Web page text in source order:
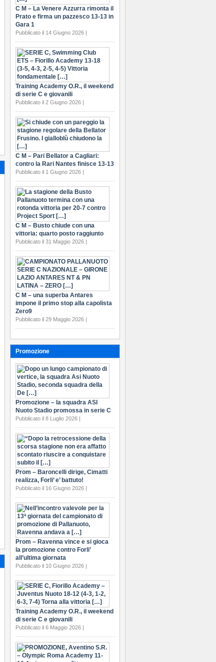
C M – La Venere Azzurra rimonta il
Prato e firma un pazzesco 13-13 in
Gara 1
Pubblicato il 14 Giugno 2026 |
Training Academy O.R., il weekend
di serie C e giovanili
Pubblicato il 2 Giugno 2026 |
C M – Pari Bellator a Cagliari:
contro la Rari Nantes finisce 13-13
Pubblicato il 1 Giugno 2026 |
C M – Busto chiude con una
vittoria: quarto posto raggiunto
Pubblicato il 31 Maggio 2026 |
C M – una superba Antares
impone il primo stop alla capolista
Zero9
Pubblicato il 29 Maggio 2026 |
Promozione
Promozione – la squadra ASI
Nuoto Stadio promossa in serie C
Pubblicato il 8 Luglio 2026 |
Prom – Baroncelli dirige, Cimatti
realizza, Forli’ e’ battuto!
Pubblicato il 16 Giugno 2026 |
Prom – Ravenna vince e si gioca
la promozione contro Forli’
all’ultima giornata
Pubblicato il 10 Giugno 2026 |
Training Academy O.R., il weekend
di serie C e giovanili
Pubblicato il 6 Maggio 2026 |